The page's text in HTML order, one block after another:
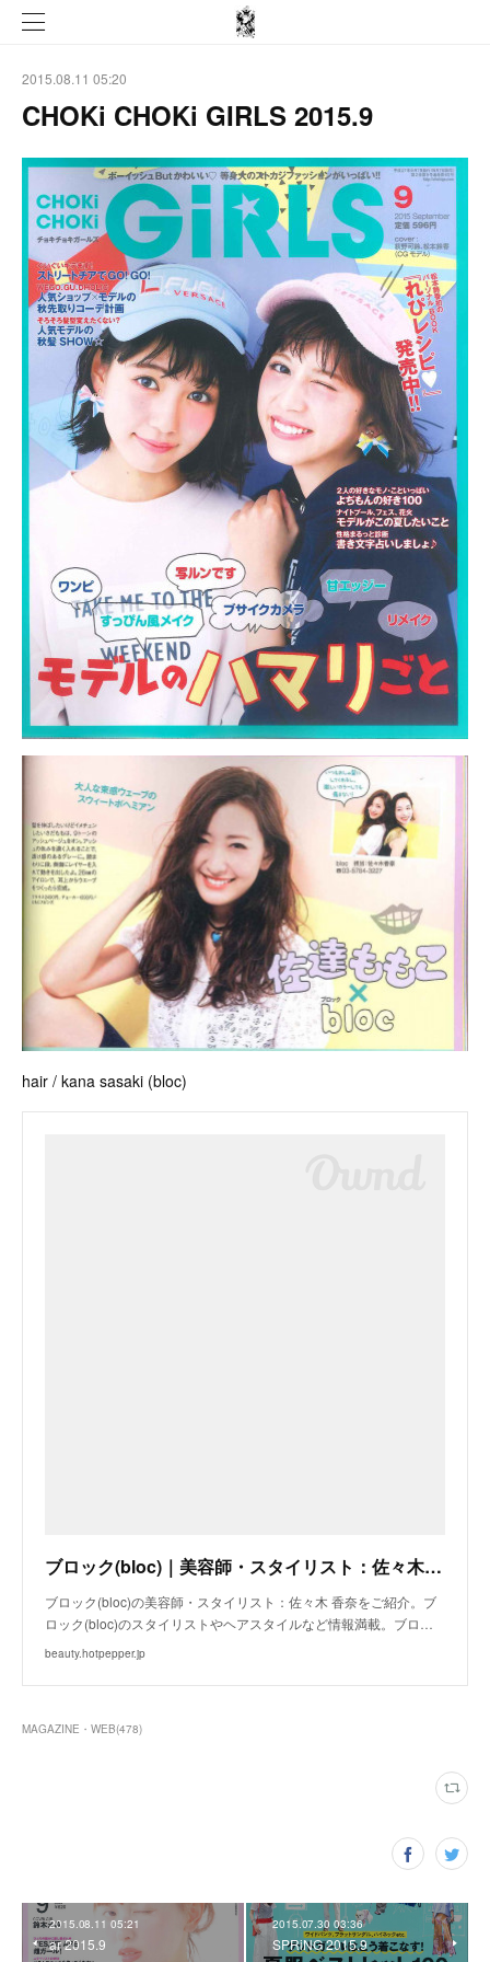
2015.08.11 05:20
CHOKi CHOKi GIRLS 2015.9
hair / kana sasaki (bloc)
ブロック(bloc)｜美容師・スタイリスト：佐々木 香奈｜ホットペッパービューティー
ブロック(bloc)の美容師・スタイリスト：佐々木 香奈をご紹介。ブ
ロック(bloc)のスタイリストやヘアスタイルなど情報満載。ブロ…
beauty.hotpepper.jp
MAGAZINE・WEB(478)
2015.08.11 05:21
ar 2015.9
2015.07.30 03:36
SPRiNG 2015.9